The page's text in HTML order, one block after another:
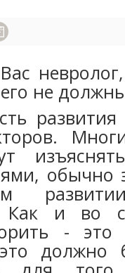
не
обычно
и во
-
должно